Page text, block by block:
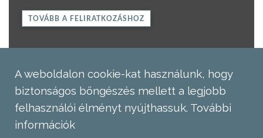
TOVÁBB A FELIRATKOZÁSHOZ
A weboldalon cookie-kat használunk, hogy
biztonságos böngészés mellett a legjobb
felhasználói élményt nyújthassuk. További
információk